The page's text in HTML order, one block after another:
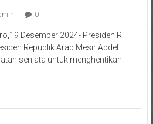
0
Desember 2024- Presiden RI
Republik Arab Mesir Abdel
senjata untuk menghentikan